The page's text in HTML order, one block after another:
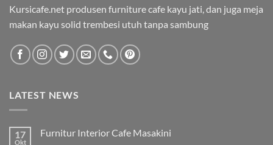
Kursicafe.net produsen furniture cafe kayu jati, dan juga meja
makan kayu solid trembesi utuh tanpa sambung
LATEST NEWS
17
Okt
Furnitur Interior Cafe Masakini